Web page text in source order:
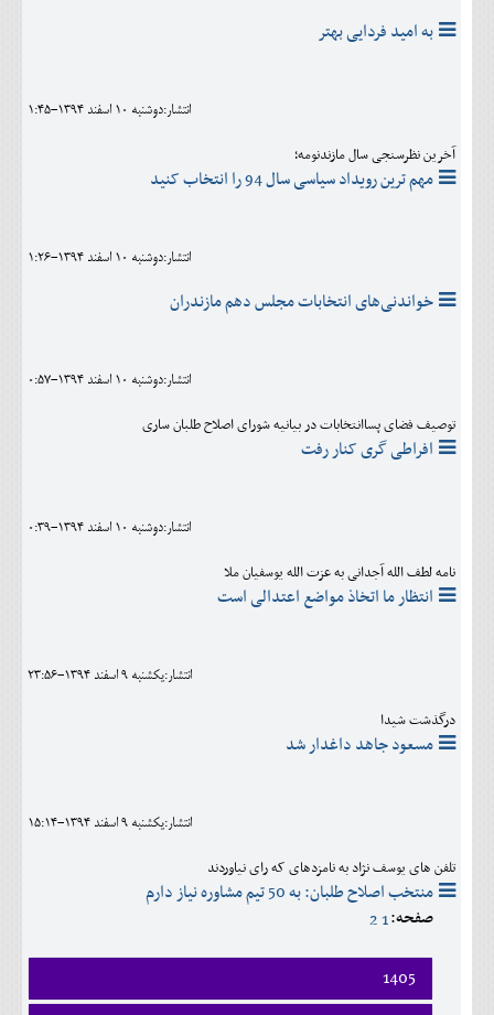
به امید فردایی بهتر
انتشار:دوشنبه 10 اسفند 1394-1:45
آخرین نظرسنجی سال مازندنومه؛
مهم ترین رویداد سیاسی سال 94 را انتخاب کنید
انتشار:دوشنبه 10 اسفند 1394-1:26
خواندنی‌های انتخابات مجلس دهم مازندران
انتشار:دوشنبه 10 اسفند 1394-0:57
توصیف فضای پساانتخابات در بیانیه شورای اصلاح طلبان ساری
افراطی گری کنار رفت
انتشار:دوشنبه 10 اسفند 1394-0:39
نامه لطف الله آجدانی به عزت الله یوسفیان ملا
انتظار ما اتخاذ مواضع اعتدالی است
انتشار:يکشنبه 9 اسفند 1394-23:56
درگذشت شیدا
مسعود جاهد داغدار شد
انتشار:يکشنبه 9 اسفند 1394-15:14
تلفن های یوسف نژاد به نامزدهای که رای نیاوردند
منتخب اصلاح طلبان: به 50 تیم مشاوره نیاز دارم
صفحه:1
2
1405